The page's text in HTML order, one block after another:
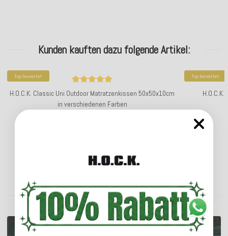
Kunden kauften dazu folgende Artikel:
Top bewertet
H.O.C.K. Classic Uni Outdoor Matratzenkissen 50x50x10cm
in verschiedenen Farben
Lieferzeit: ca. 2-4 Werktage
Top bewertet
ENTDECKEN SIE UNSER SORTIMENT